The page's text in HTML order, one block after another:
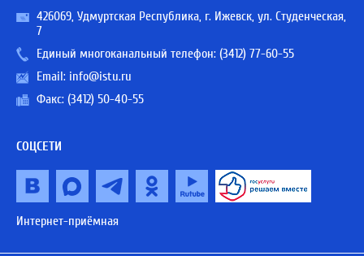
426069, Удмуртская Республика, г. Ижевск, ул. Студенческая,
7
Единый многоканальный телефон: (3412) 77-60-55
Email: info@istu.ru
Факс: (3412) 50-40-55
СОЦСЕТИ
Интернет-приёмная